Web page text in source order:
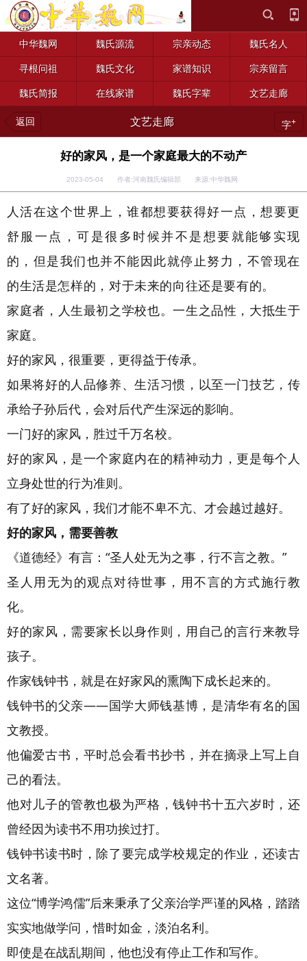
中华魏网 魏氏源流 宗亲动态 魏氏名人
寻根问祖 魏氏文化 家谱知识 宗亲留言
魏氏简报 在线家谱 魏氏字辈 文艺走廊
返回 文艺走廊 字+
好的家风，是一个家庭最大的不动产
2023-05-04 作者:河南魏氏编辑部 来源:中华魏网
人活在这个世界上，谁都想要获得好一点，想要更
舒服一点，可是很多时候并不是想要就能够实现
的，但是我们也并不能因此就停止努力，不管现在
的生活是怎样的，对于未来的向往还是要有的。
家庭者，人生最初之学校也。一生之品性，大抵生于
家庭。
好的家风，很重要，更得益于传承。
如果将好的人品修养、生活习惯，以至一门技艺，传
承给子孙后代，会对后代产生深远的影响。
一门好的家风，胜过千万名校。
好的家风，是一个家庭内在的精神动力，更是每个人
立身处世的行为准则。
有了好的家风，我们才能不卑不亢、才会越过越好。
好的家风，需要善教
《道德经》有言：“圣人处无为之事，行不言之教。”
圣人用无为的观点对待世事，用不言的方式施行教
化。
好的家风，需要家长以身作则，用自己的言行来教导
孩子。
作家钱钟书，就是在好家风的熏陶下成长起来的。
钱钟书的父亲——国学大师钱基博，是清华有名的国
文教授。
他偏爱古书，平时总会看书抄书，并在摘录上写上自
己的看法。
他对儿子的管教也极为严格，钱钟书十五六岁时，还
曾经因为读书不用功挨过打。
钱钟书读书时，除了要完成学校规定的作业，还读古
文名著。
这位“博学鸿儒”后来秉承了父亲治学严谨的风格，踏踏
实实地做学问，惜时如金，淡泊名利。
即使是在战乱期间，他也没有停止工作和写作。